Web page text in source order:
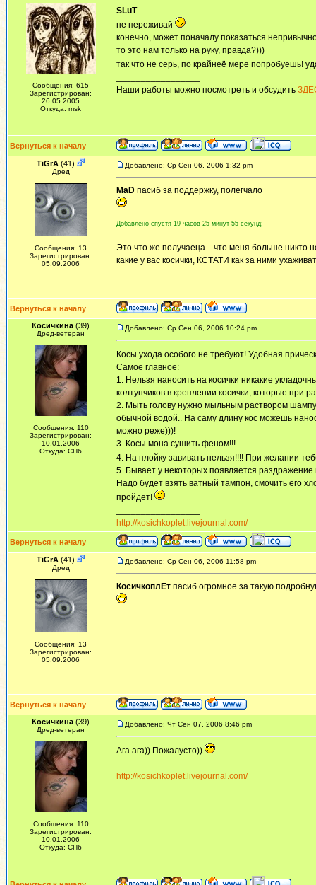
Сообщения: 615
Зарегистрирован:
26.05.2005
Откуда: msk
SLuT
не переживай
конечно, может поначалу показаться
то это нам только на руку, правда?)))
так что не серь, по крайнеё мере попробуешь!
Наши работы можно посмотреть и обсудить
Вернуться к началу
TiGrA (41)
Дред
Сообщения: 13
Зарегистрирован:
05.09.2006
Добавлено: Ср Сен 06, 2006 1:32 pm
MaD пасиб за поддержку, полегчало
Добавлено спустя 19 часов 25 минут 55 секунд:
Это что же получаеца....что меня больше никто
какие у вас косички, КСТАТИ как за ними
Вернуться к началу
Косичкина (39)
Дред-ветеран
Сообщения: 110
Зарегистрирован:
10.01.2006
Откуда: СПб
Добавлено: Ср Сен 06, 2006 10:24 pm
Косы ухода особого не требуют! Удобная
Самое главное:
1. Нельзя наносить на косички никакие
колтунчиков в креплении косички, которые при
2. Мыть голову нужно мыльным раствором
обычной водой.. На саму длину кос можешь
можно реже)))!
3. Косы мона сушить феном!!!
4. На плойку завивать нельзя!!!! При желании
5. Бывает у некоторых появляется
Надо будет взять ватный тампон, смочить его
пройдет!
http://kosichkoplet.livejournal.com/
Вернуться к началу
TiGrA (41)
Дред
Сообщения: 13
Зарегистрирован:
05.09.2006
Добавлено: Ср Сен 06, 2006 11:58 pm
КосичкоплЁт пасиб огромное за такую
Вернуться к началу
Косичкина (39)
Дред-ветеран
Сообщения: 110
Зарегистрирован:
10.01.2006
Откуда: СПб
Добавлено: Чт Сен 07, 2006 8:46 pm
Ага ага)) Пожалусто))
http://kosichkoplet.livejournal.com/